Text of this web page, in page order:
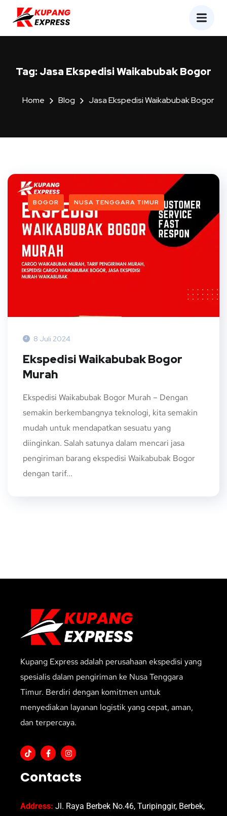
Tag:Jasa Ekspedisi Waikabubak Bogor
Home Blog Jasa Ekspedisi Waikabubak Bogor
BOGOR NUSA TENGGARA TIMUR
8 Juli 2024
Ekspedisi Waikabubak Bogor
Murah
Ekspedisi Waikabubak Bogor Murah – Dengan
semakin berkembangnya teknologi, kita semakin
mudah untuk mendapatkan sesuatu yang
diinginkan. Salah satunya dalam mencari jasa
pengiriman barang ekspedisi Waikabubak Bogor
dengan tarif...
Kupang Express adalah perusahaan ekspedisi yang
spesialis dalam pengiriman ke Nusa Tenggara
Timur. Berdiri dengan komitmen untuk
menyediakan layanan logistik yang cepat, aman,
dan terpercaya.
Contacts
Address: Jl. Raya Berbek No.46, Turipinggir, Berbek,